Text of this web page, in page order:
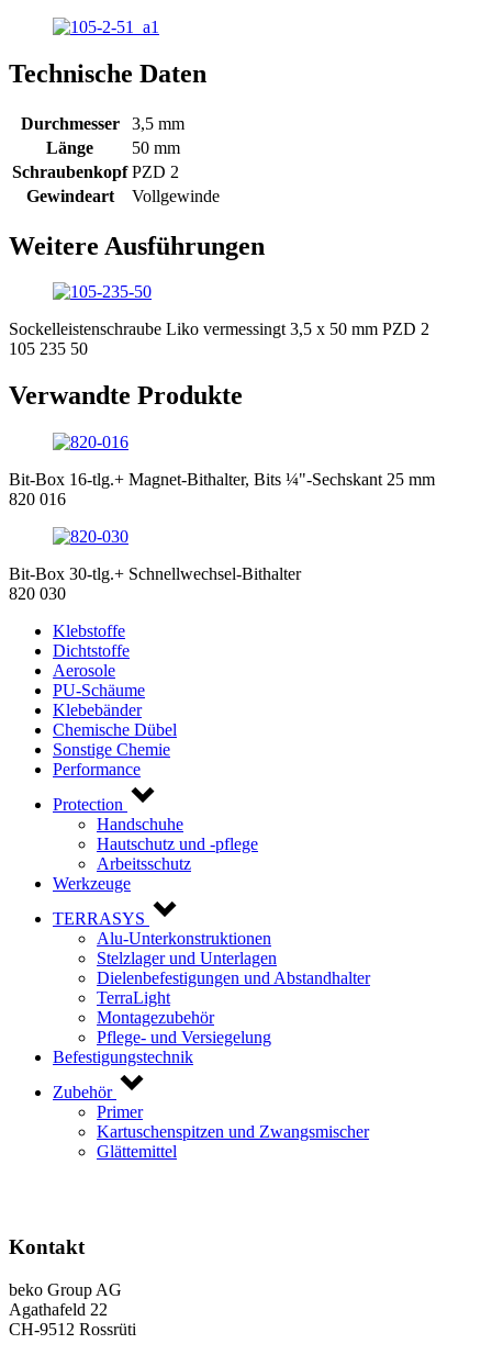
Technische Daten
Durchmesser
3,5 mm
Länge
50 mm
Schraubenkopf PZD 2
Gewindeart
Vollgewinde
Weitere Ausführungen
Sockelleistenschraube Liko vermessingt 3,5 x 50 mm PZD 2
105 235 50
Verwandte Produkte
Bit-Box 16-tlg.+ Magnet-Bithalter, Bits ¼"-Sechskant 25 mm
820 016
Bit-Box 30-tlg.+ Schnellwechsel-Bithalter
820 030
Klebstoffe
Dichtstoffe
Aerosole
PU-Schäume
Klebebänder
Chemische Dübel
Sonstige Chemie
Performance
Protection
Handschuhe
Hautschutz und -pflege
Arbeitsschutz
Werkzeuge
TERRASYS
Alu-Unterkonstruktionen
Stelzlager und Unterlagen
Dielenbefestigungen und Abstandhalter
TerraLight
Montagezubehör
Pflege- und Versiegelung
Befestigungstechnik
Zubehör
Primer
Kartuschenspitzen und Zwangsmischer
Glättemittel
Kontakt
beko Group AG
Agathafeld 22
CH-9512 Rossrüti